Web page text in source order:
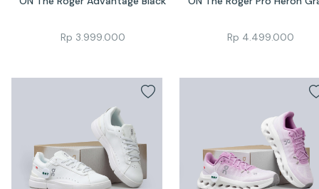
Rp 3.999.000 Rp 4.499.000